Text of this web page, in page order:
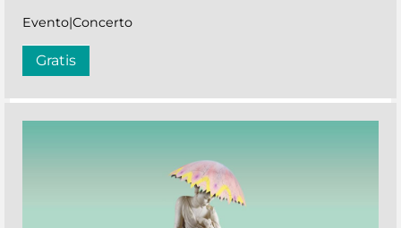
Evento|Concerto
Gratis